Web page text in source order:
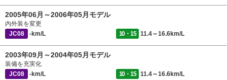
2005年06月～2006年05月モデル
内外装を変更
JC08
-km/L 10・15 11.4～16.6km/L
2003年09月～2004年05月モデル
装備を充実化
JC08
-km/L 10・15 11.4～16.6km/L